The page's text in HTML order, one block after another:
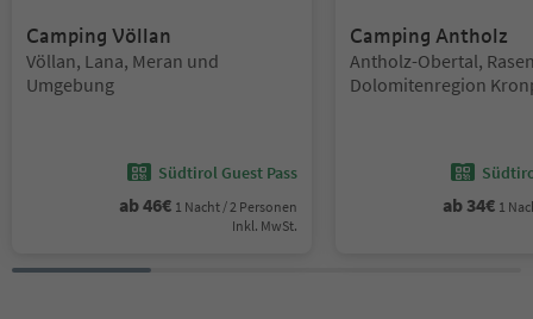
Camping Völlan
Standort:
Völlan, Lana, Meran und
Umgebung
Südtirol Guest Pass
ab46€ 1 Nacht / 2 Personen
Inkl. MwSt.
Camping Antholz
Standort:
Antholz-Obertal,
Dolomitenregion
ab34€ 1